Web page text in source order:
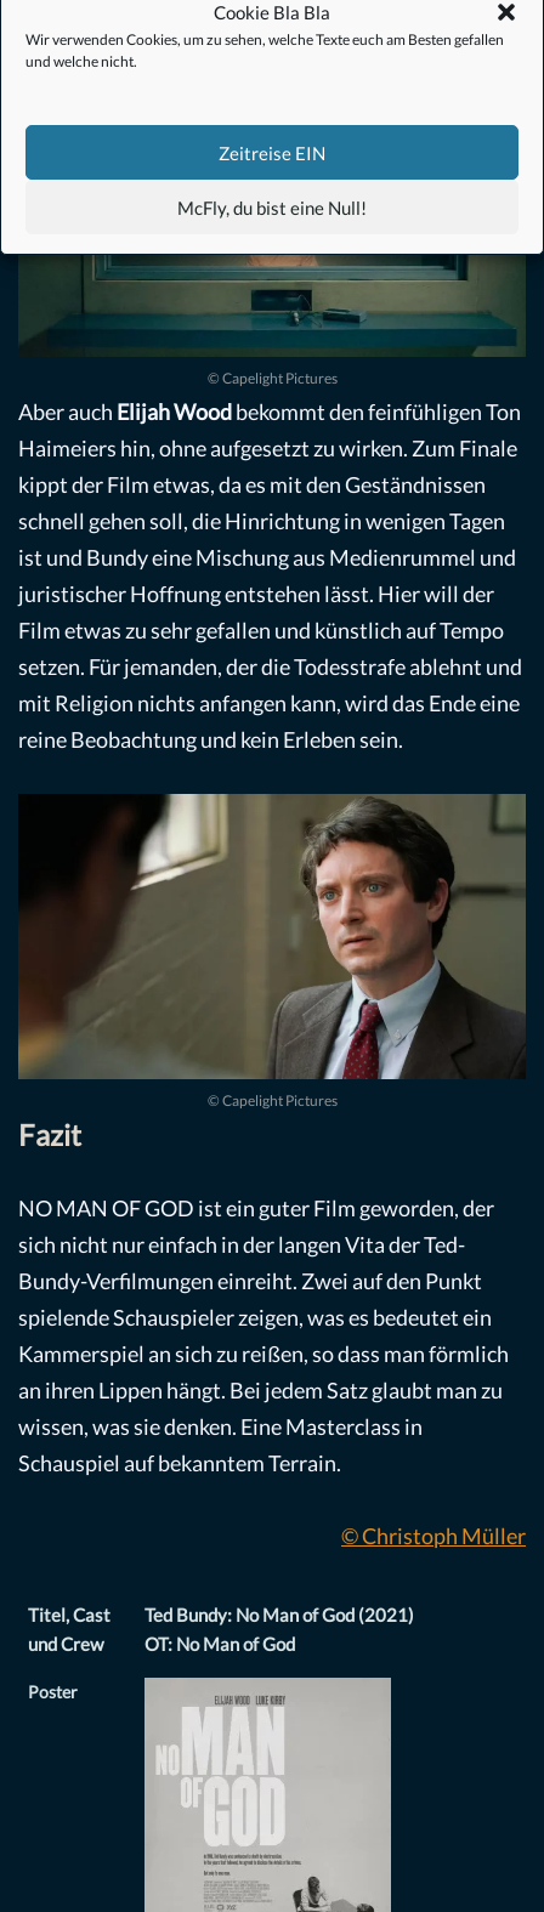
Cookie Bla Bla
Wir verwenden Cookies, um zu sehen, welche Texte euch am Besten gefallen
und welche nicht.
Zeitreise EIN
McFly, du bist eine Null!
Kirby in Fleisch und Blut über.
© Capelight Pictures
Aber auch Elijah Woodbekommt den feinfühligen Ton
Haimeiers hin, ohne aufgesetzt zu wirken. Zum Finale
kippt der Film etwas, da es mit den Geständnissen
schnell gehen soll, die Hinrichtung in wenigen Tagen
ist und Bundy eine Mischung aus Medienrummel und
juristischer Hoffnung entstehen lässt. Hier will der
Film etwas zu sehr gefallen und künstlich auf Tempo
setzen. Für jemanden, der die Todesstrafe ablehnt und
mit Religion nichts anfangen kann, wird das Ende eine
reine Beobachtung und kein Erleben sein.
© Capelight Pictures
Fazit
NO MAN OF GOD ist ein guter Film geworden, der
sich nicht nur einfach in der langen Vita der Ted-
Bundy-Verfilmungen einreiht. Zwei auf den Punkt
spielende Schauspieler zeigen, was es bedeutet ein
Kammerspiel an sich zu reißen, so dass man förmlich
an ihren Lippen hängt. Bei jedem Satz glaubt man zu
wissen, was sie denken. Eine Masterclass in
Schauspiel auf bekanntem Terrain.
© Christoph Müller
Titel, Cast
und Crew
Ted Bundy: No Man of God (2021)
OT: No Man of God
Poster